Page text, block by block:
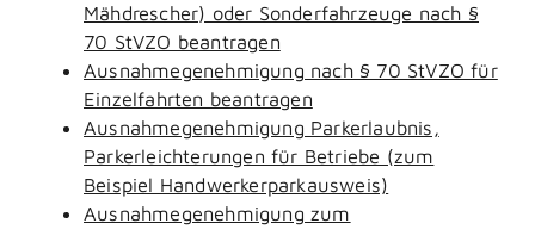
Mähdrescher) oder Sonderfahrzeuge nach §
70 StVZO beantragen
Ausnahmegenehmigung nach § 70 StVZO für
Einzelfahrten beantragen
Ausnahmegenehmigung Parkerlaubnis,
Parkerleichterungen für Betriebe (zum
Beispiel Handwerkerparkausweis)
Ausnahmegenehmigung zum